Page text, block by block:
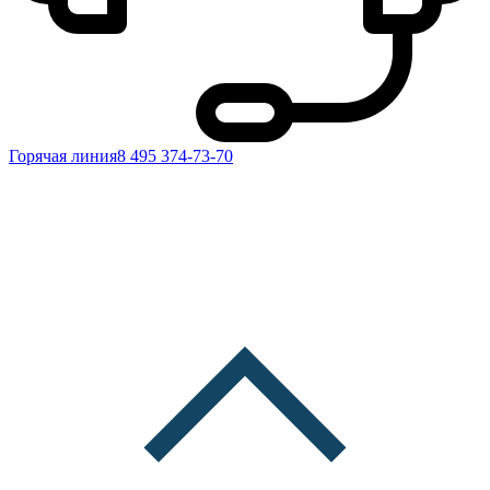
Горячая линия8 495 374-73-70